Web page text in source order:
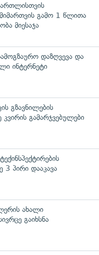
გამო 1 წლითა
მიესაჯა
დაზღვევა და
ინტერნეტი
გზავნილების
კვირის გამარჯვებულები
3 პირი დააკავა
ახალი
გაიხსნა